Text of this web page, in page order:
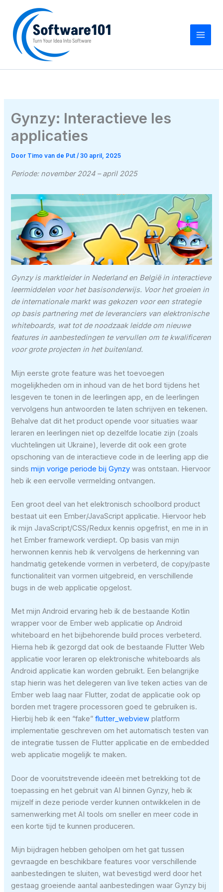
inhoud
Gynzy: Interactieve les
applicaties
Door Timo van de Put/30 april, 2025
Periode: november 2024 – april 2025
Gynzy is marktleider in Nederland en België in interactieve
leermiddelen voor het basisonderwijs. Voor het groeien in
de internationale markt was gekozen voor een strategie
op basis partnering met de leveranciers van elektronische
whiteboards, wat tot de noodzaak leidde om nieuwe
features in aanbestedingen te vervullen om te kwalificeren
voor grote projecten in het buitenland.
Mijn eerste grote feature was het toevoegen
mogelijkheden om in inhoud van de het bord tijdens het
lesgeven te tonen in de leerlingen app, en de leerlingen
vervolgens hun antwoorden te laten schrijven en tekenen.
Behalve dat dit het product opende voor situaties waar
leraren en leerlingen niet op dezelfde locatie zijn (zoals
vluchtelingen uit Ukraine), leverde dit ook een grote
opschoning van de interactieve code in de leerling app die
sindsmijn vorige periode bij Gynzy was ontstaan. Hiervoor
heb ik een eervolle vermelding ontvangen.
Een groot deel van het elektronisch schoolbord product
bestaat uit een Ember/JavaScript applicatie. Hiervoor heb
ik mijn JavaScript/CSS/Redux kennis opgefrist, en me in in
het Ember framework verdiept. Op basis van mijn
herwonnen kennis heb ik vervolgens de herkenning van
handmatig getekende vormen in verbeterd, de copy/paste
functionaliteit van vormen uitgebreid, en verschillende
bugs in de web applicatie opgelost.
Met mijn Android ervaring heb ik de bestaande Kotlin
wrapper voor de Ember web applicatie op Android
whiteboard en het bijbehorende build proces verbeterd.
Hierna heb ik gezorgd dat ook de bestaande Flutter Web
applicatie voor leraren op elektronische whiteboards als
Android applicatie kan worden gebruikt. Een belangrijke
stap hierin was het delegeren van live teken acties van de
Ember web laag naar Flutter, zodat de applicatie ook op
borden met tragere processoren goed te gebruiken is.
Hierbij heb ik een “fake”flutter_webview platform
implementatie geschreven om het automatisch testen van
de integratie tussen de Flutter applicatie en de embedded
web applicatie mogelijk te maken.
Door de vooruitstrevende ideeën met betrekking tot de
toepassing en het gebruit van AI binnen Gynzy, heb ik
mijzelf in deze periode verder kunnen ontwikkelen in de
samenwerking met AI tools om sneller en meer code in
een korte tijd te kunnen produceren.
Mijn bijdragen hebben geholpen om het gat tussen
gevraagde en beschikbare features voor verschillende
aanbestedingen te sluiten, wat bevestigd werd door het
gestaag groeiende aantal aanbestedingen waar Gynzy bij